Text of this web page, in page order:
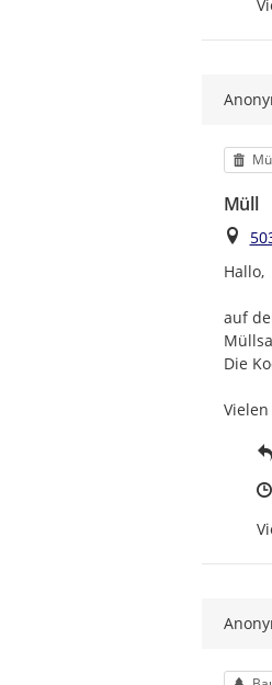
Müll
Ort
Hallo,
auf
Die